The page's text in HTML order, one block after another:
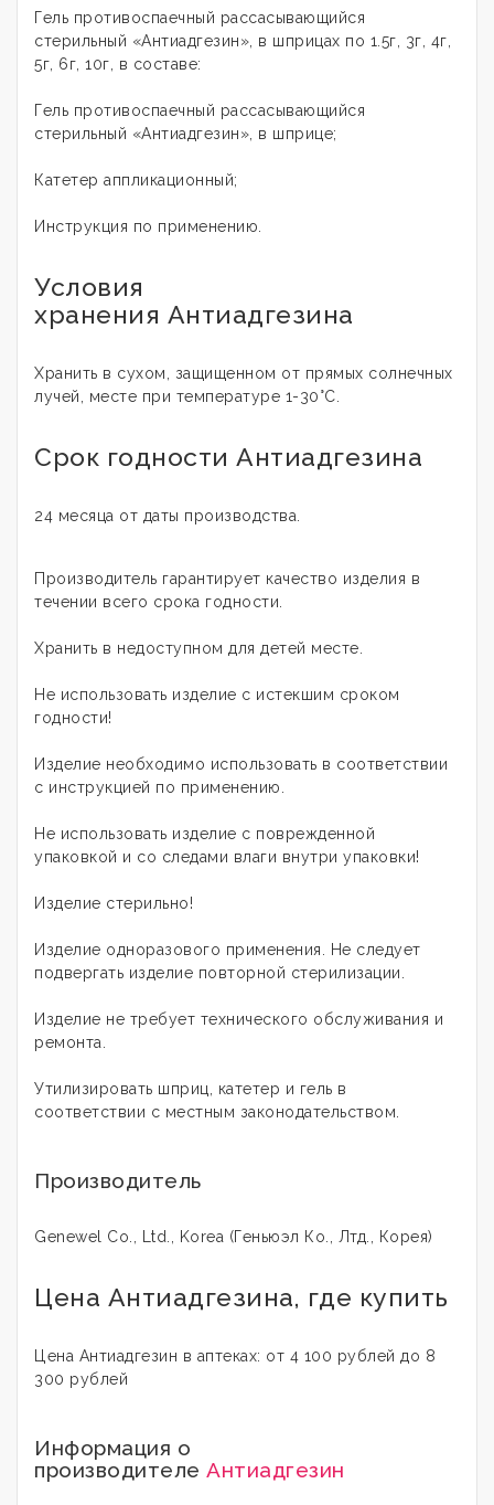
Гель противоспаечный рассасывающийся
стерильный «Антиадгезин», в шприцах по 1.5г, 3г, 4г,
5г, 6г, 10г, в составе:
Гель противоспаечный рассасывающийся
стерильный «Антиадгезин», в шприце;
Катетер аппликационный;
Инструкция по применению.
Условия
хранения Антиадгезина
Хранить в сухом, защищенном от прямых солнечных
лучей, месте при температуре 1-30°C.
Срок годности Антиадгезина
24 месяца от даты производства.
Производитель гарантирует качество изделия в
течении всего срока годности.
Хранить в недоступном для детей месте.
Не использовать изделие с истекшим сроком
годности!
Изделие необходимо использовать в соответствии
с инструкцией по применению.
Не использовать изделие с поврежденной
упаковкой и со следами влаги внутри упаковки!
Изделие стерильно!
Изделие одноразового применения. Не следует
подвергать изделие повторной стерилизации.
Изделие не требует технического обслуживания и
ремонта.
Утилизировать шприц, катетер и гель в
соответствии с местным законодательством.
Производитель
Genewel Co., Ltd., Korea (Геньюэл Ко., Лтд., Корея)
Цена Антиадгезина, где купить
Цена Антиадгезин в аптеках: от 4 100 рублей до 8
300 рублей
Информация о
производителе Антиадгезин